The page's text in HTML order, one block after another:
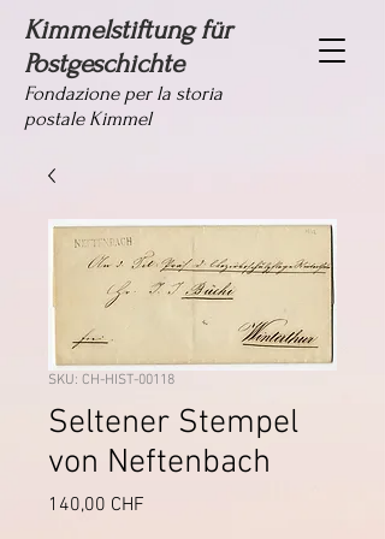
Kimmelstiftung für
Postgeschichte
Fondazione per la storia
postale Kimmel
SKU: CH-HIST-00118
Seltener Stempel
von Neftenbach
140,00 CHF